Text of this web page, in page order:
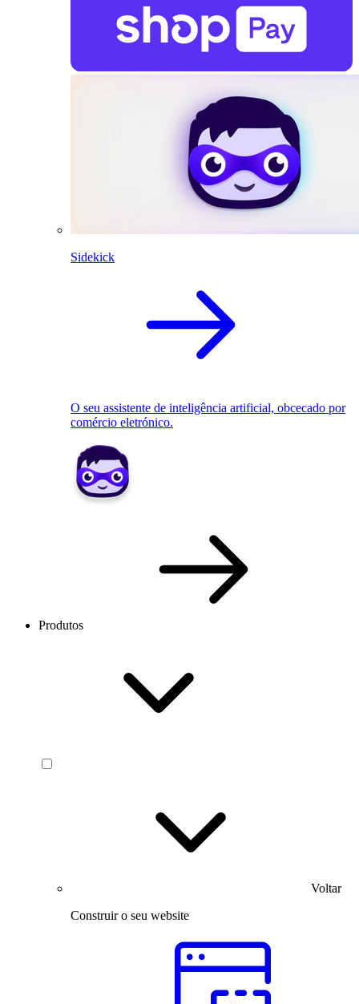
Sidekick
O seu assistente de inteligência artificial, obcecado por
comércio eletrónico.
Produtos
Voltar
Construir o seu website